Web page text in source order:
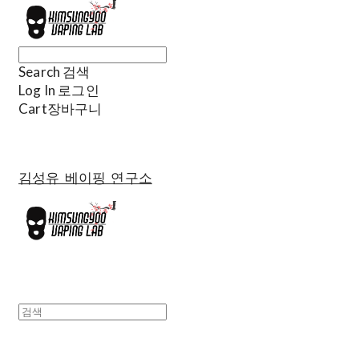
Search 검색
Log In 로그인
Cart장바구니
김성유 베이핑 연구소